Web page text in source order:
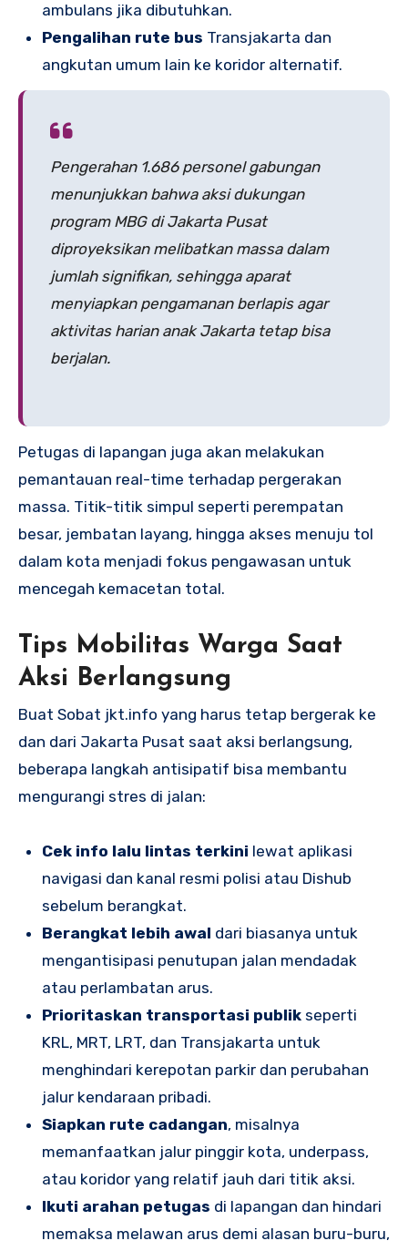
ambulans jika dibutuhkan.
Pengalihan rute bus Transjakarta dan
angkutan umum lain ke koridor alternatif.
Pengerahan 1.686 personel gabungan
menunjukkan bahwa aksi dukungan
program MBG di Jakarta Pusat
diproyeksikan melibatkan massa dalam
jumlah signifikan, sehingga aparat
menyiapkan pengamanan berlapis agar
aktivitas harian anak Jakarta tetap bisa
berjalan.
Petugas di lapangan juga akan melakukan
pemantauan real-time terhadap pergerakan
massa. Titik-titik simpul seperti perempatan
besar, jembatan layang, hingga akses menuju tol
dalam kota menjadi fokus pengawasan untuk
mencegah kemacetan total.
Tips Mobilitas Warga Saat
Aksi Berlangsung
Buat Sobat jkt.info yang harus tetap bergerak ke
dan dari Jakarta Pusat saat aksi berlangsung,
beberapa langkah antisipatif bisa membantu
mengurangi stres di jalan:
Cek info lalu lintas terkini lewat aplikasi
navigasi dan kanal resmi polisi atau Dishub
sebelum berangkat.
Berangkat lebih awal dari biasanya untuk
mengantisipasi penutupan jalan mendadak
atau perlambatan arus.
Prioritaskan transportasi publikseperti
KRL, MRT, LRT, dan Transjakarta untuk
menghindari kerepotan parkir dan perubahan
jalur kendaraan pribadi.
Siapkan rute cadangan, misalnya
memanfaatkan jalur pinggir kota, underpass,
atau koridor yang relatif jauh dari titik aksi.
Ikuti arahan petugas di lapangan dan hindari
memaksa melawan arus demi alasan buru-buru,